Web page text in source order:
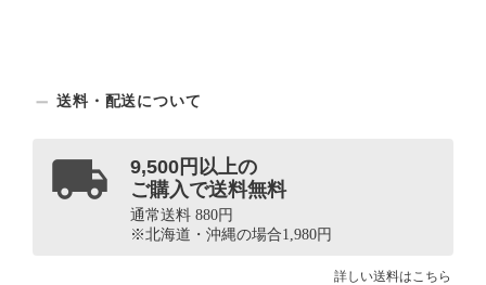
送料・配送について
9,500円以上の
ご購入で送料無料
通常送料 880円
※北海道・沖縄の場合1,980円
詳しい送料はこちら